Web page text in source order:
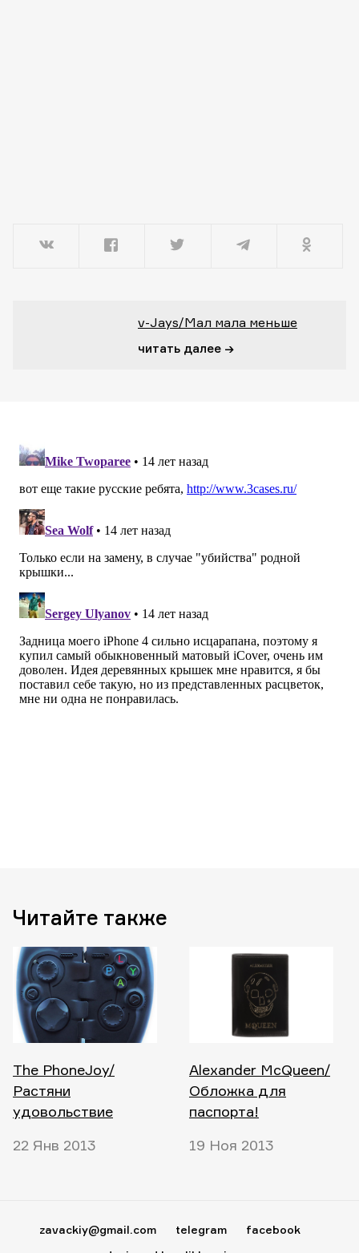
v-Jays/Мал мала меньше
читать далее →
Читайте также
The PhoneJoy/
Растяни
удовольствие
22 Янв 2013
Alexander McQueen/
Обложка для
паспорта!
19 Ноя 2013
zavackiy@gmail.com telegram
facebook